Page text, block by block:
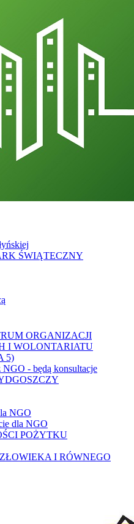
ŚWIĄTECZNY
ORGANIZACJI
I WOLONTARIATU
5)
NGO - będą konsultacje
NGO
dla NGO
POŻYTKU
I RÓWNEGO